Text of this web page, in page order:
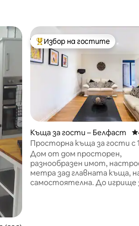
Най-популярен избор на
Избор на гостите
Къща за гости – Белфаст
Просторна къща за гости с
Безплатно паркиране на
Дом от дом просторен,
разнообразен имот,
метра зад главната къща,
самостоятелна. До игрище за голф с